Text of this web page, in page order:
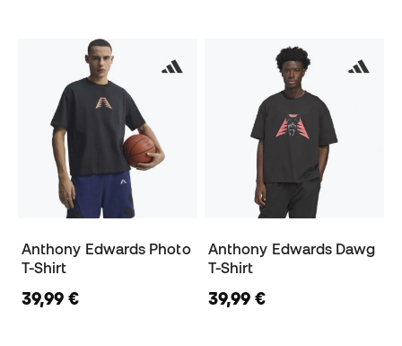
Anthony Edwards Photo
T-Shirt
39,99 €
Anthony Edwards Dawg
T-Shirt
39,99 €